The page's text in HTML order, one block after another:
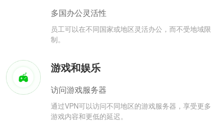
多国办公灵活性
员工可以在不同国家或地区灵活办公，而不受地域限
制。
游戏和娱乐
访问游戏服务器
通过VPN可以访问不同地区的游戏服务器，享受更多
游戏内容和更低的延迟。